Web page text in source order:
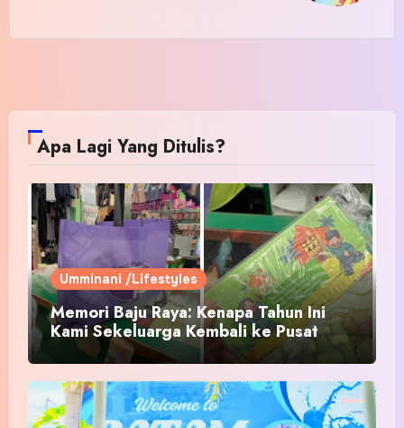
Apa Lagi Yang Ditulis?
Umminani /Lifestyles
Memori Baju Raya: Kenapa Tahun Ini
Kami Sekeluarga Kembali ke Pusat
Pakaian Hari-Hari?